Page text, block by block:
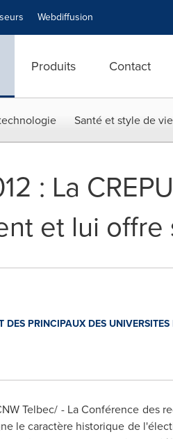
Webdiffusion
Produits Contact
Santé et style de vie
: La
et lui
DES PRINCIPAUX DES
Telbec/ - La Conférence des
le caractère historique de